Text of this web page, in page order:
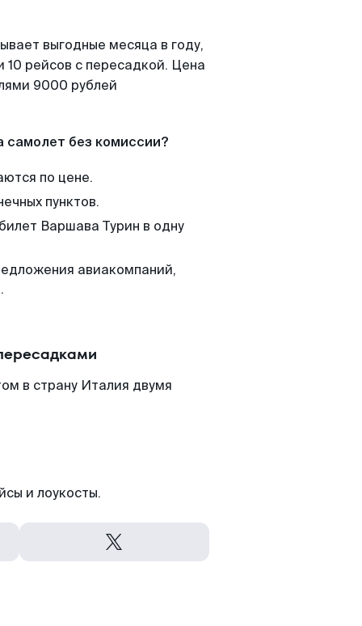
выгодные месяца в году,
рейсов с пересадкой. Цена
9000 рублей
самолет без комиссии?
по цене.
пунктов.
Варшава Турин в одну
авиакомпаний,
в страну Италия двумя
и лоукосты.